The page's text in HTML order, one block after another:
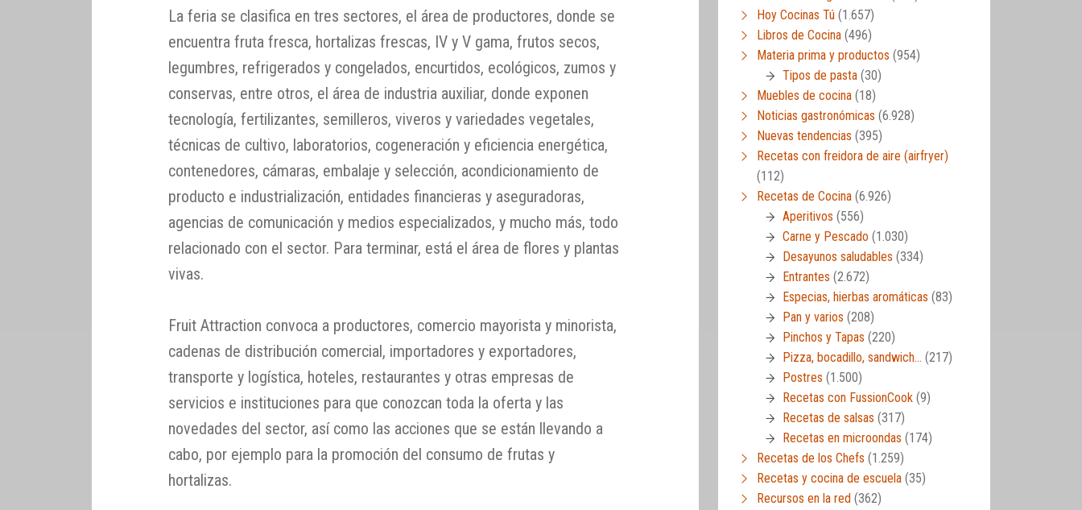
La feria se clasifica en tres sectores, el área de productores, donde se
encuentra fruta fresca, hortalizas frescas, IV y V gama, frutos secos,
legumbres, refrigerados y congelados, encurtidos, ecológicos, zumos y
conservas, entre otros, el área de industria auxiliar, donde exponen
tecnología, fertilizantes, semilleros, viveros y variedades vegetales,
técnicas de cultivo, laboratorios, cogeneración y eficiencia energética,
contenedores, cámaras, embalaje y selección, acondicionamiento de
producto e industrialización, entidades financieras y aseguradoras,
agencias de comunicación y medios especializados, y mucho más, todo
relacionado con el sector. Para terminar, está el área de flores y plantas
vivas.
Fruit Attraction convoca a productores, comercio mayorista y minorista,
cadenas de distribución comercial, importadores y exportadores,
transporte y logística, hoteles, restaurantes y otras empresas de
servicios e instituciones para que conozcan toda la oferta y las
novedades del sector, así como las acciones que se están llevando a
cabo, por ejemplo para la promoción del consumo de frutas y
hortalizas.
Hoy Cocinas Tú (1.657)
Libros de Cocina (496)
Materia prima y productos (954)
Tipos de pasta (30)
Muebles de cocina (18)
Noticias gastronómicas (6.928)
Nuevas tendencias (395)
Recetas con freidora de aire (airfryer)
(112)
Recetas de Cocina (6.926)
Aperitivos (556)
Carne y Pescado (1.030)
Desayunos saludables (334)
Entrantes (2.672)
Especias, hierbas aromáticas (83)
Pan y varios (208)
Pinchos y Tapas (220)
Pizza, bocadillo, sandwich… (217)
Postres (1.500)
Recetas con FussionCook (9)
Recetas de salsas (317)
Recetas en microondas (174)
Recetas de los Chefs (1.259)
Recetas y cocina de escuela (35)
Recursos en la red (362)